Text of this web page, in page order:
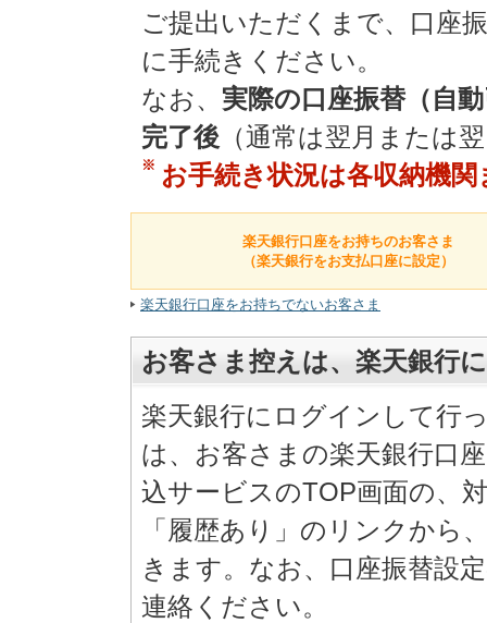
ご提出いただくまで、口座
に手続きください。
なお、 実際の口座振替（自
完了後 （通常は翌月または
※ お手続き状況は各収納機
楽天銀行口座をお持ちのお客さま
（楽天銀行をお支払口座に設定）
楽天銀行口座をお持ちでないお客さま
お客さま控えは、楽天銀行
楽天銀行にログインして行
は、お客さまの楽天銀行口
込サービスのTOP画面の、
「履歴あり」のリンクから
きます。なお、口座振替設
連絡ください。